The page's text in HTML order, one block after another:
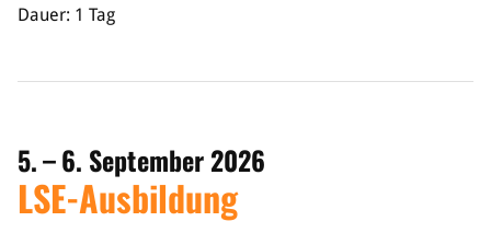
Dauer: 1 Tag
5. – 6. September 2026
LSE-Ausbildung